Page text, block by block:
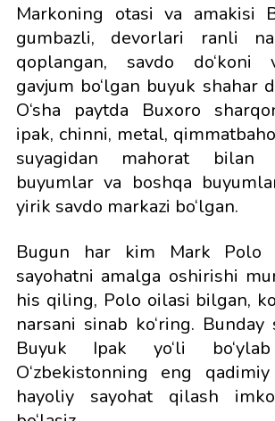
Markoning otasi va amakisi
gumbazli, devorlari ranli
qoplangan, savdo do‘koni
gavjum bo‘lgan buyuk shahar
O‘sha paytda Buxoro
ipak, chinni, metal,
suyagidan mahorat bilan
buyumlar va boshqa
yirik savdo markazi bo‘lgan.
Bugun har kim Mark Polo
sayohatni amalga oshirishi
his qiling, Polo oilasi bilgan,
narsani sinab ko‘ring. Bunday
Buyuk Ipak yo‘li
O‘zbekistonning eng
hayoliy sayohat qilash